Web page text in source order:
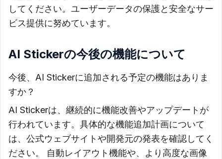
してください。ユーザーデータの保護と安全なサー
ビス提供に努めています。
AI Stickerの今後の機能について
今後、AI Stickerに追加される予定の機能はありま
すか？
AI Stickerは、継続的に機能改善やアップデートが
行われています。具体的な機能追加計画について
は、公式ウェブサイトや開発元の発表を確認してく
ださい。 自動レイアウト機能や、より高度な画像